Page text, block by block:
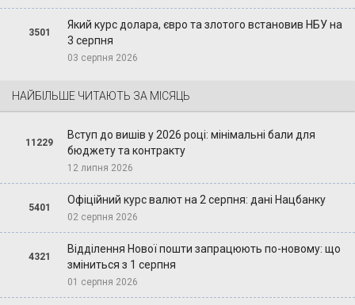
3501
Який курс долара, євро та злотого встановив НБУ на
3 серпня
03 серпня 2026
НАЙБІЛЬШЕ ЧИТАЮТЬ ЗА МІСЯЦЬ
11229
Вступ до вишів у 2026 році: мінімальні бали для
бюджету та контракту
12 липня 2026
5401
Офіційний курс валют на 2 серпня: дані Нацбанку
02 серпня 2026
4321
Відділення Нової пошти запрацюють по-новому: що
зміниться з 1 серпня
01 серпня 2026